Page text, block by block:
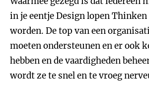
in je eentje Design lopen
worden. De top van een
moeten ondersteunen en er ook
hebben en de vaardigheden
wordt ze te snel en te vroeg